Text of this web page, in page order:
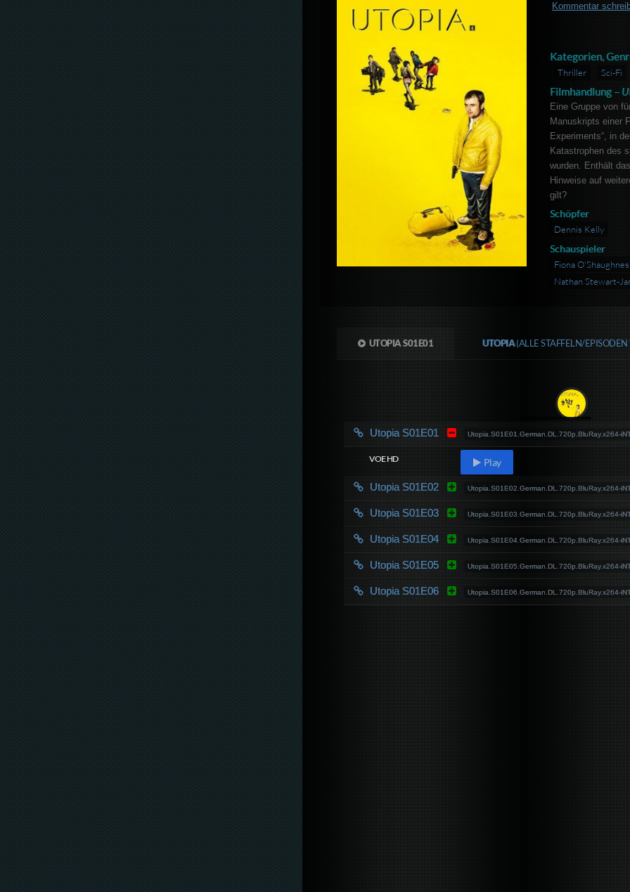
Kommentar
Kategorien,
Thriller Sci-Fi
Filmhandlung –
Eine Gruppe von
Manuskripts einer
Experiments“, in
Katastrophen des
wurden. Enthält
Hinweise auf
gilt?
Schöpfer
Dennis Kelly
Schauspieler
Fiona
Nathan Stewart-
UTOPIA S01E01 UTOPIA(ALLE STAFFELN/
Utopia S01E01 Utopia.S01E01.German.DL.720p.BluRay.x264-
VOE HD Play
Utopia S01E02 Utopia.S01E02.German.DL.720p.BluRay.x264-
Utopia S01E03 Utopia.S01E03.German.DL.720p.BluRay.x264-
Utopia S01E04 Utopia.S01E04.German.DL.720p.BluRay.x264-
Utopia S01E05 Utopia.S01E05.German.DL.720p.BluRay.x264-
Utopia S01E06 Utopia.S01E06.German.DL.720p.BluRay.x264-